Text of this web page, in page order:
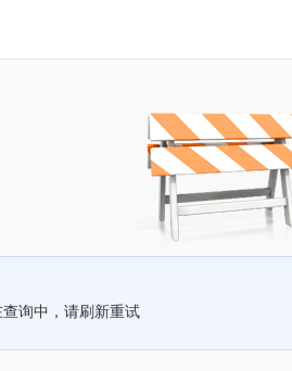
查询中，请刷新重试